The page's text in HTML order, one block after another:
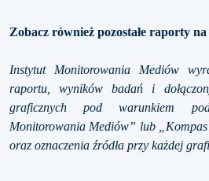
Zobacz również pozostałe raporty na
Instytut Monitorowania Mediów
raportu, wyników badań i
graficznych pod warunkiem
Monitorowania Mediów” lub
oraz oznaczenia źródła przy każdej